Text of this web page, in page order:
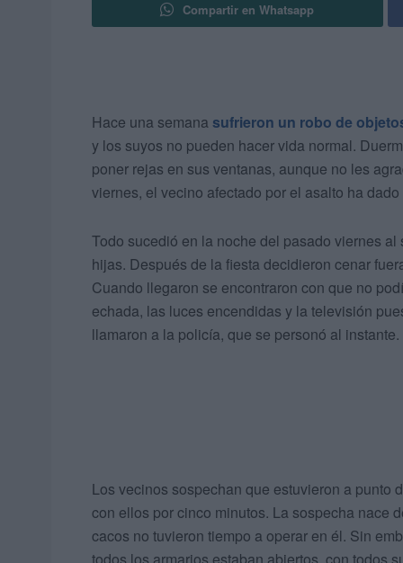
Compartir en Whatsapp
Hace una semana sufrieron un robo de
y los suyos no pueden hacer vida normal.
poner rejas en sus ventanas, aunque no les
viernes, el vecino afectado por el asalto ha
Todo sucedió en la noche del pasado viernes
hijas. Después de la fiesta decidieron cenar
Cuando llegaron se encontraron con que no
echada, las luces encendidas y la televisión
llamaron a la policía, que se personó al instante.
Los vecinos sospechan que estuvieron a punto
con ellos por cinco minutos. La sospecha nace
cacos no tuvieron tiempo a operar en él. Sin